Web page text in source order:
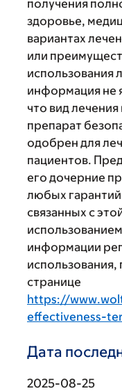
получения
здоровье,
вариантах
или
использования
информация не
что вид
препарат
одобрен для
пациентов.
его дочерние
любых гарантий
связанных с
информации
странице
https://
effectiveness-
Дата
2025-08-25